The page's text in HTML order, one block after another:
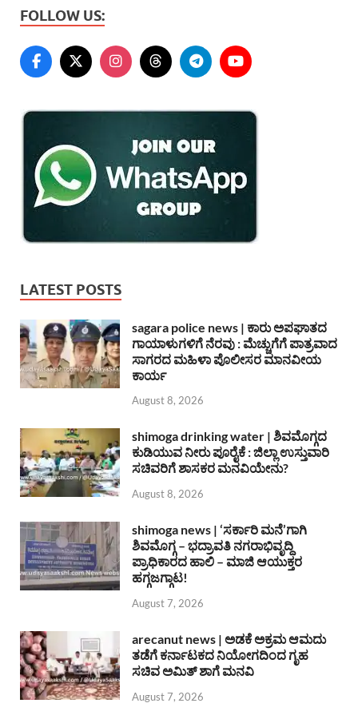
FOLLOW US:
LATEST POSTS
sagara police news | ಕಾರು ಅಪಘಾತದ
ಗಾಯಾಳುಗಳಿಗೆ ನೆರವು : ಮೆಚ್ಚುಗೆಗೆ ಪಾತ್ರವಾದ
ಸಾಗರದ ಮಹಿಳಾ ಪೊಲೀಸರ ಮಾನವೀಯ
ಕಾರ್ಯ
August 8, 2026
shimoga drinking water | ಶಿವಮೊಗ್ಗದ
ಕುಡಿಯುವ ನೀರು ಪೂರೈಕೆ : ಜಿಲ್ಲಾ ಉಸ್ತುವಾರಿ
ಸಚಿವರಿಗೆ ಶಾಸಕರ ಮನವಿಯೇನು?
August 8, 2026
shimoga news | ‘ಸರ್ಕಾರಿ ಮನೆ’ಗಾಗಿ
ಶಿವಮೊಗ್ಗ – ಭದ್ರಾವತಿ ನಗರಾಭಿವೃದ್ದಿ
ಪ್ರಾಧಿಕಾರದ ಹಾಲಿ – ಮಾಜಿ ಆಯುಕ್ತರ
ಹಗ್ಗಜಗ್ಗಾಟ!
August 7, 2026
arecanut news | ಅಡಕೆ ಅಕ್ರಮ ಆಮದು
ತಡೆಗೆ ಕರ್ನಾಟಕದ ನಿಯೋಗದಿಂದ ಗೃಹ
ಸಚಿವ ಅಮಿತ್ ಶಾಗೆ ಮನವಿ
August 7, 2026